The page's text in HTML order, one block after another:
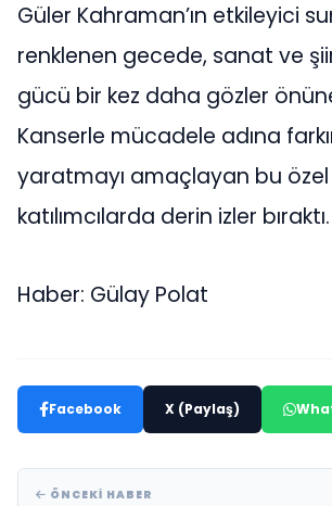
Güler Kahraman’ın etkileyici
renklenen gecede, sanat ve
gücü bir kez daha gözler
Kanserle mücadele adına
yaratmayı amaçlayan bu
katılımcılarda derin izler bıraktı.
Haber: Gülay Polat
Facebook X (Paylaş)
ÖNCEKI HABER